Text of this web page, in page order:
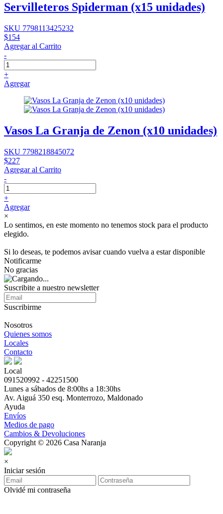
Servilleteros Spiderman (x15 unidades)
SKU 7798113425232
$154
Agregar al Carrito
-
+
Agregar
Vasos La Granja de Zenon (x10 unidades)
SKU 7798218845072
$227
Agregar al Carrito
-
+
Agregar
×
Lo sentimos, en este momento no tenemos stock para el producto
elegido.
Si lo deseas, te podemos avisar cuando vuelva a estar disponible
Notificarme
No gracias
Suscribite a nuestro newsletter
Suscribirme
Nosotros
Quienes somos
Locales
Contacto
Local
091520992 - 42251500
Lunes a sábados de 8:00hs a 18:30hs
Av. Aiguá 350 esq. Monterrozo, Maldonado
Ayuda
Envíos
Medios de pago
Cambios & Devoluciones
Copyright © 2026 Casa Naranja
×
Iniciar sesión
Olvidé mi contraseña